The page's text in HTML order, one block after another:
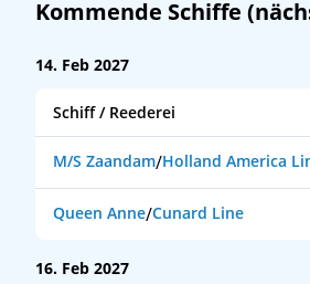
Kommende Schiffe
14. Feb 2027
Schiff / Reederei
M/S Zaandam/Holland America
Queen Anne/Cunard Line
16. Feb 2027